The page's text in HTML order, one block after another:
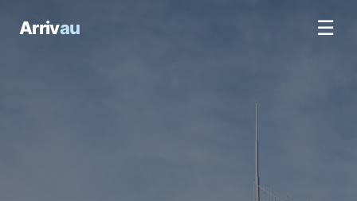
Arrivau ☰